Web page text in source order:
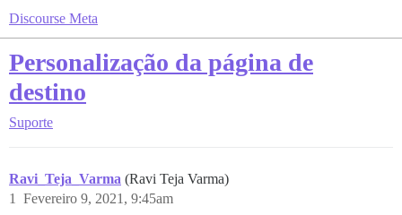
Discourse Meta
Personalização da página de
destino
Suporte
Ravi_Teja_Varma (Ravi Teja Varma)
Fevereiro 9, 2021, 9:45am
1